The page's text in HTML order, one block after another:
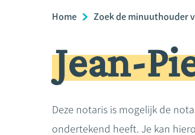
Breadcrumb
Home Zoek de minuuthouder
Jean-
Deze notaris is mogelijk de
ondertekend heeft. Je kan